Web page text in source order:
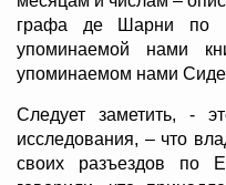
графа де Шарни по
упоминаемой нами
упоминаемом нами
Следует заметить, -
исследования, – что
своих разъездов по